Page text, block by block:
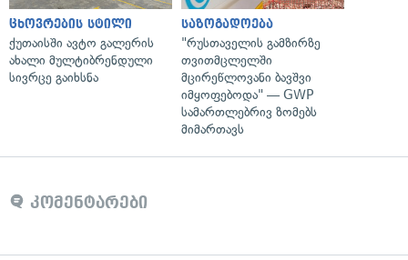
ცხოვრების სტილი
ქუთაისში ავტო გალერის
ახალი მულტიბრენდული
სივრცე გაიხსნა
საზოგადოება
"რუსთაველის გამზირზე
თვითმცლელში
მცირეწლოვანი ბავშვი
იმყოფებოდა" — GWP
სამართლებრივ ზომებს
მიმართავს
კომენტარები